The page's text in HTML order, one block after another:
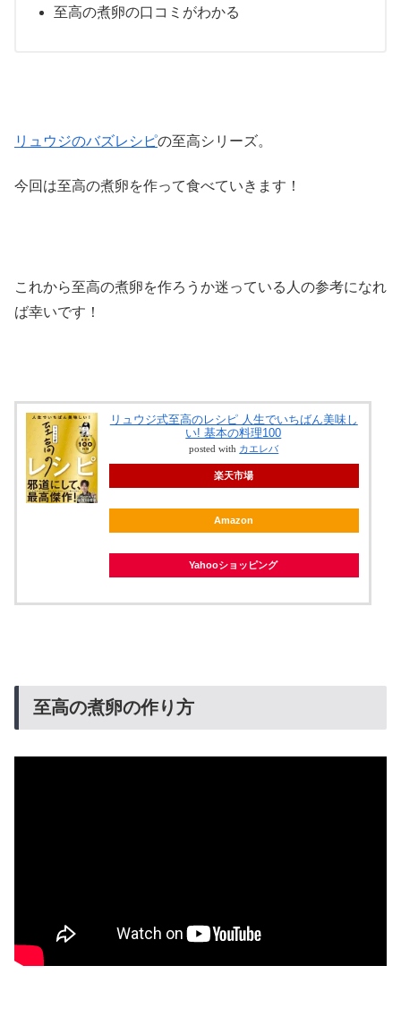
至高の煮卵の口コミがわかる
リュウジのバズレシピの至高シリーズ。
今回は至高の煮卵を作って食べていきます！
これから至高の煮卵を作ろうか迷っている人の参考になれ
ば幸いです！
リュウジ式至高のレシピ 人生でいちばん美味し
い! 基本の料理100
posted with カエレバ
楽天市場
Amazon
Yahooショッピング
至高の煮卵の作り方